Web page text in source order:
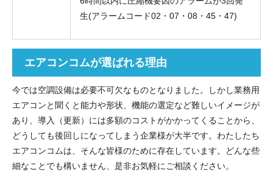
生(アラームコード02・07・08・45・47)
エアコンコムが選ばれる理由
今では空調設備は必要不可欠なものとなりました。しかし業務用
エアコンと聞くと能力や形状、機能の選定など難しいイメージが
あり、導入（更新）には多額のコストがかかってくることから、
どうしても後回しになってしまう企業様が大半です。わたしたち
エアコンコムは、そんな皆様のために存在しています。どんな些
細なことでも構いません、是非お気軽にご相談ください。